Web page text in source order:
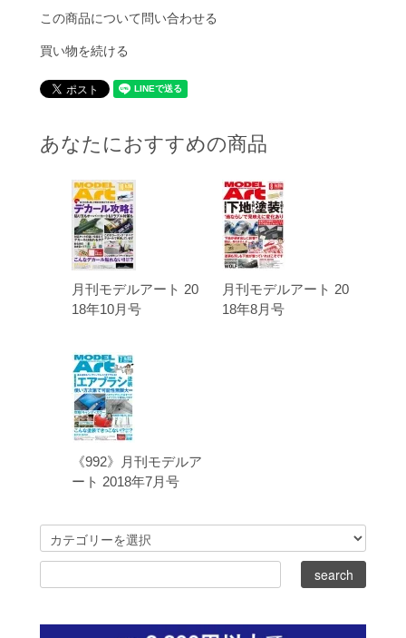
この商品について問い合わせる
買い物を続ける
あなたにおすすめの商品
月刊モデルアート 20
18年10月号
月刊モデルアート 20
18年8月号
《992》月刊モデルア
ート 2018年7月号